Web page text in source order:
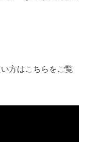
方はこちらをご覧